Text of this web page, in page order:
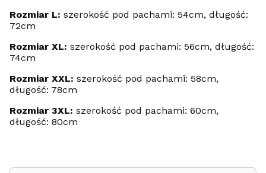
Rozmiar L: szerokość pod pachami: 54cm, długość:
72cm
Rozmiar XL: szerokość pod pachami: 56cm, długość:
74cm
Rozmiar XXL: szerokość pod pachami: 58cm,
długość: 78cm
Rozmiar 3XL: szerokość pod pachami: 60cm,
długość: 80cm